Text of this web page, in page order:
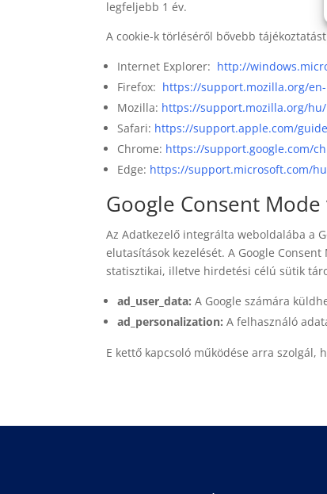
legfeljebb 1 év.
A cookie-k törléséről bővebb
Internet Explorer: http://
Firefox: https://support.mozilla.org/
Mozilla: https://support.mozilla.org/
Safari: https://support.apple.com/
Chrome: https://support.google.com/
Edge: https://support.microsoft.com/
Google Consent Mode
Az Adatkezelő integrálta weboldalába a
elutasítások kezelését. A Google
statisztikai, illetve hirdetési célú sütik
ad_user_data: A Google számára
ad_personalization: A felhasználó
E kettő kapcsoló működése arra